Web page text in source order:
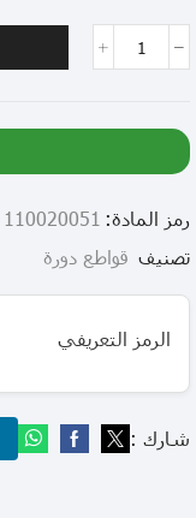
رمز المادة: 110020051
تصنيف قواطع دورة
الرمز التعريفي
شارك :